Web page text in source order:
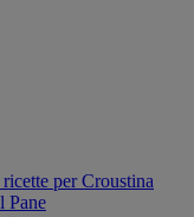
per Croustina
Pane